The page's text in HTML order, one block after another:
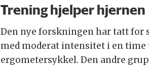
Trening hjelper hjernen
Den nye forskningen har tatt for
med moderat intensitet i en
ergometersykkel. Den andre